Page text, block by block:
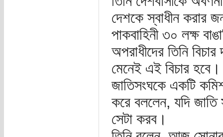
দেশকে স্বাধীন করার
পাকবাহিনী ৩০ লক্ষ
অপরাধীদের তিনি
মেনেই এই বিচার
জাতিসংঘকে একটি
করে বললেন, যদি জাতি
সেটা করব।